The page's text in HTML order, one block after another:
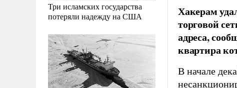
Три исламских государства
потеряли надежду на США
Хакерам
торговой
адреса,
квартира
В начале